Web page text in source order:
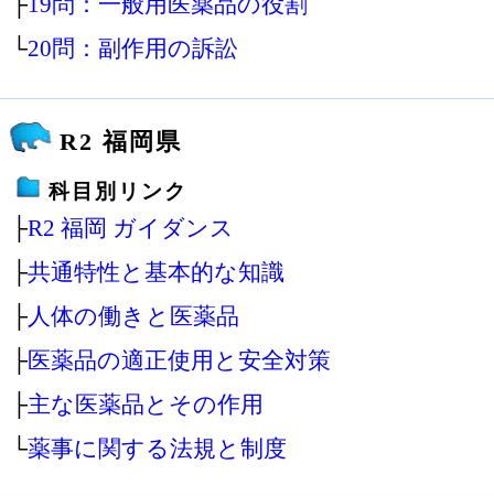
└20問：副作用の訴訟
R2 福岡県
科目別リンク
├R2 福岡 ガイダンス
├共通特性と基本的な知識
├人体の働きと医薬品
├医薬品の適正使用と安全対策
├主な医薬品とその作用
└薬事に関する法規と制度